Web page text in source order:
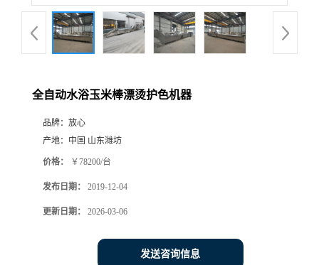
全自动水浴玉米棒漂烫护色机器
品牌： 放心
产地： 中国 山东潍坊
价格： ￥78200/台
发布日期： 2019-12-04
更新日期： 2026-03-06
发送咨询信息